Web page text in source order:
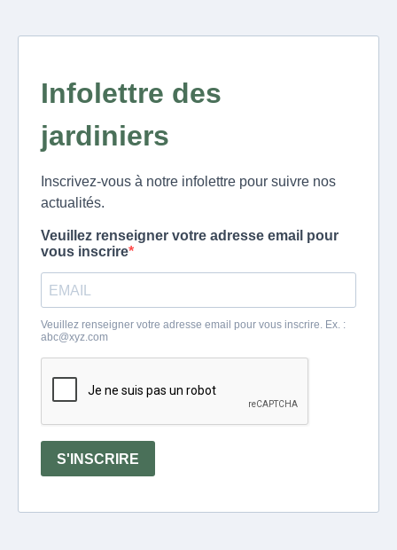
Infolettre des
jardiniers
Inscrivez-vous à notre infolettre pour suivre nos
actualités.
Veuillez renseigner votre adresse email pour
vous inscrire
Veuillez renseigner votre adresse email pour vous inscrire. Ex. :
abc@xyz.com
S'INSCRIRE